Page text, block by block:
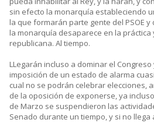
sin efecto la monarquía estableciendo
la que formarán parte gente del PSOE y
la monarquía desaparece en la
republicana. Al tiempo.
LLegarán incluso a dominar el
imposición de un estado de alarma
cual no se podrán celebrar elecciones,
de la oposición de exponerse, ya
de Marzo se suspendieron las
Senado durante un tiempo, y si no